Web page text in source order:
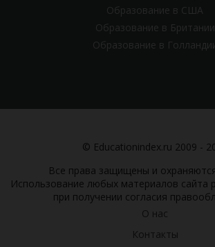
Образование в США
Образование в Британии
Образование в
© Educationindex.ru 2009 -
Все права защищены и
Использование любых материалов сайта
при получении согласия
О нас
Контакты